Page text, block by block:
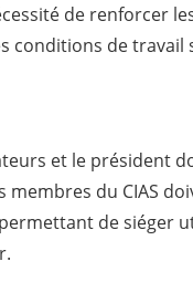
de renforcer
conditions de
et le président
membres du CIAS
de siéger